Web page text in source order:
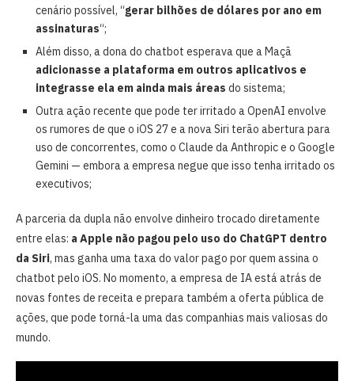
cenário possível, “gerar bilhões de dólares por ano em
assinaturas“;
Além disso, a dona do chatbot esperava que a Maçã
adicionasse a plataforma em outros aplicativos e
integrasse ela em ainda mais áreas do sistema;
Outra ação recente que pode ter irritado a OpenAI envolve
os rumores de que o iOS 27 e a nova Siri terão abertura para
uso de concorrentes, como o Claude da Anthropic e o Google
Gemini — embora a empresa negue que isso tenha irritado os
executivos;
A parceria da dupla não envolve dinheiro trocado diretamente
entre elas: a Apple não pagou pelo uso do ChatGPT dentro
da Siri, mas ganha uma taxa do valor pago por quem assina o
chatbot pelo iOS. No momento, a empresa de IA está atrás de
novas fontes de receita e prepara também a oferta pública de
ações, que pode torná-la uma das companhias mais valiosas do
mundo.